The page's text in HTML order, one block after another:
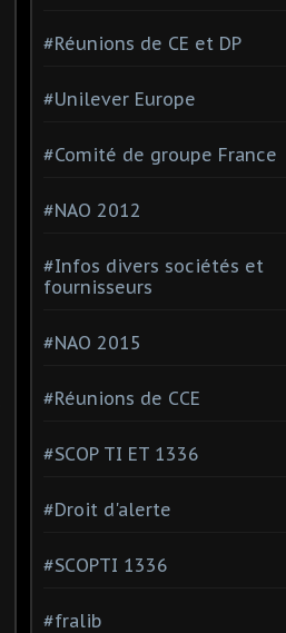
#Réunions de CE et DP
#Unilever Europe
#Comité de groupe France
#NAO 2012
#Infos divers sociétés et
fournisseurs
#NAO 2015
#Réunions de CCE
#SCOP TI ET 1336
#Droit d'alerte
#SCOPTI 1336
#fralib